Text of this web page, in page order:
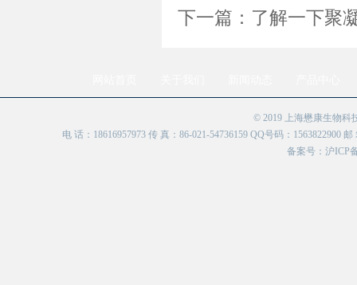
下一篇： 了解一下聚
© 2019 上海懋康生物科
电 话：18616957973 传 真：86-021-54736159 QQ号码：1563822900
备案号： 沪ICP